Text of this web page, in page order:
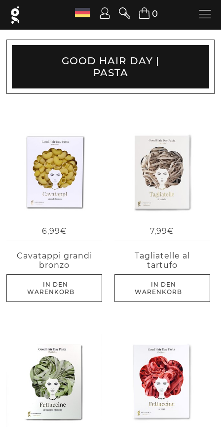
0
GOOD HAIR DAY |
PASTA
6,99€
Cavatappi grandi
bronzo
IN DEN
WARENKORB
7,99€
Tagliatelle al
tartufo
IN DEN
WARENKORB